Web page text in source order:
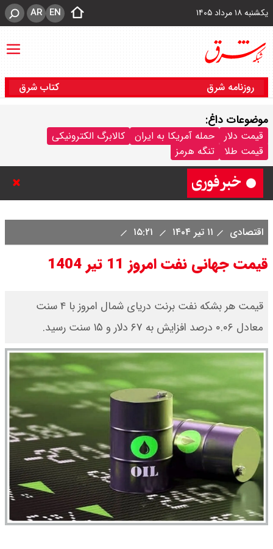
یکشنبه ۱۸ مرداد ۱۴۰۵ EN
AR
روزنامه شرق کتاب شرق
موضوعات داغ:
قیمت دلار حمله آمریکا به ایران
کالابرگ الکترونیکی
قیمت طلا
تنگه هرمز
کشورهای «توافق مکه» به حملات
یمن واکنش نشان می دهند؟
اقتصادی ۱۱ تیر ۱۴۰۴
قیمت جهانی نفت امروز 11 تیر 1404
قیمت هر بشکه نفت برنت دریای شمال امروز با ۴ سنت
معادل ۰.۰۶ درصد افزایش به ۶۷ دلار و ۱۵ سنت رسید.